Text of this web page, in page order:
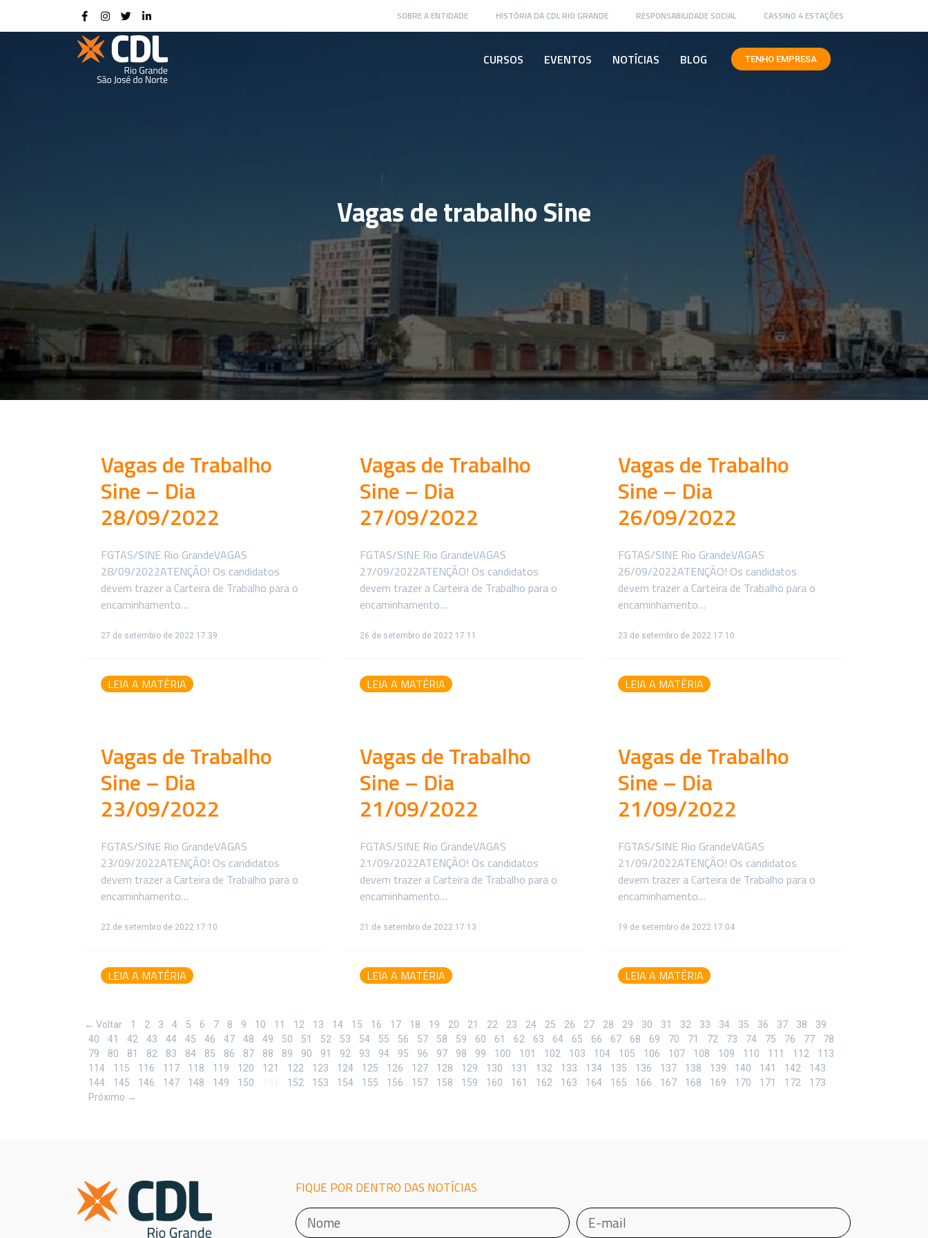
SOBRE A ENTIDADE HISTÓRIA DA CDL RIO GRANDE RESPONSABILIDADE SOCIAL CASSINO 4 ESTAÇÕES
CURSOS EVENTOS NOTÍCIAS BLOG TENHO EMPRESA
Vagas de trabalho Sine
Vagas de Trabalho
Sine – Dia
28/09/2022
FGTAS/SINE Rio GrandeVAGAS
28/09/2022ATENÇÃO! Os candidatos
devem trazer a Carteira de Trabalho para o
encaminhamento…
27 de setembro de 2022 17:39
LEIA A MATÉRIA
Vagas de Trabalho
Sine – Dia
27/09/2022
FGTAS/SINE Rio GrandeVAGAS
27/09/2022ATENÇÃO! Os candidatos
devem trazer a Carteira de Trabalho para o
encaminhamento…
26 de setembro de 2022 17:11
LEIA A MATÉRIA
Vagas de Trabalho
Sine – Dia
26/09/2022
FGTAS/SINE Rio GrandeVAGAS
26/09/2022ATENÇÃO! Os candidatos
devem trazer a Carteira de Trabalho para o
encaminhamento…
23 de setembro de 2022 17:10
LEIA A MATÉRIA
Vagas de Trabalho
Sine – Dia
23/09/2022
FGTAS/SINE Rio GrandeVAGAS
23/09/2022ATENÇÃO! Os candidatos
devem trazer a Carteira de Trabalho para o
encaminhamento…
22 de setembro de 2022 17:10
LEIA A MATÉRIA
Vagas de Trabalho
Sine – Dia
21/09/2022
FGTAS/SINE Rio GrandeVAGAS
21/09/2022ATENÇÃO! Os candidatos
devem trazer a Carteira de Trabalho para o
encaminhamento…
21 de setembro de 2022 17:13
LEIA A MATÉRIA
Vagas de Trabalho
Sine – Dia
21/09/2022
FGTAS/SINE Rio GrandeVAGAS
21/09/2022ATENÇÃO! Os candidatos
devem trazer a Carteira de Trabalho para o
encaminhamento…
19 de setembro de 2022 17:04
LEIA A MATÉRIA
← Voltar 1 2 3 4 5 6 7 8 9 10 11 12 13 14 15 16 17 18 19 20 21 22 23 24 25 26 27 28 29 30 31 32 33 34 35 36 37 38
39
40
41 42 43 44 45 46 47 48 49 50 51 52 53 54 55 56 57 58 59 60 61 62 63 64 65 66 67 68 69 70 71 72 73 74 75 76 77
78
79
80 81 82 83 84 85 86 87 88 89 90 91 92 93 94 95 96 97 98 99 100 101 102 103 104 105 106 107 108 109 110 111 112
113
114
115 116 117 118 119 120 121 122 123 124 125 126 127 128 129 130 131 132 133 134 135 136 137 138 139 140 141 142
143
144
145 146 147 148 149 150 152 153 154 155 156 157 158 159 160 161 162 163 164 165 166 167 168 169 170 171 172
173
Próximo →
FIQUE POR DENTRO DAS NOTÍCIAS